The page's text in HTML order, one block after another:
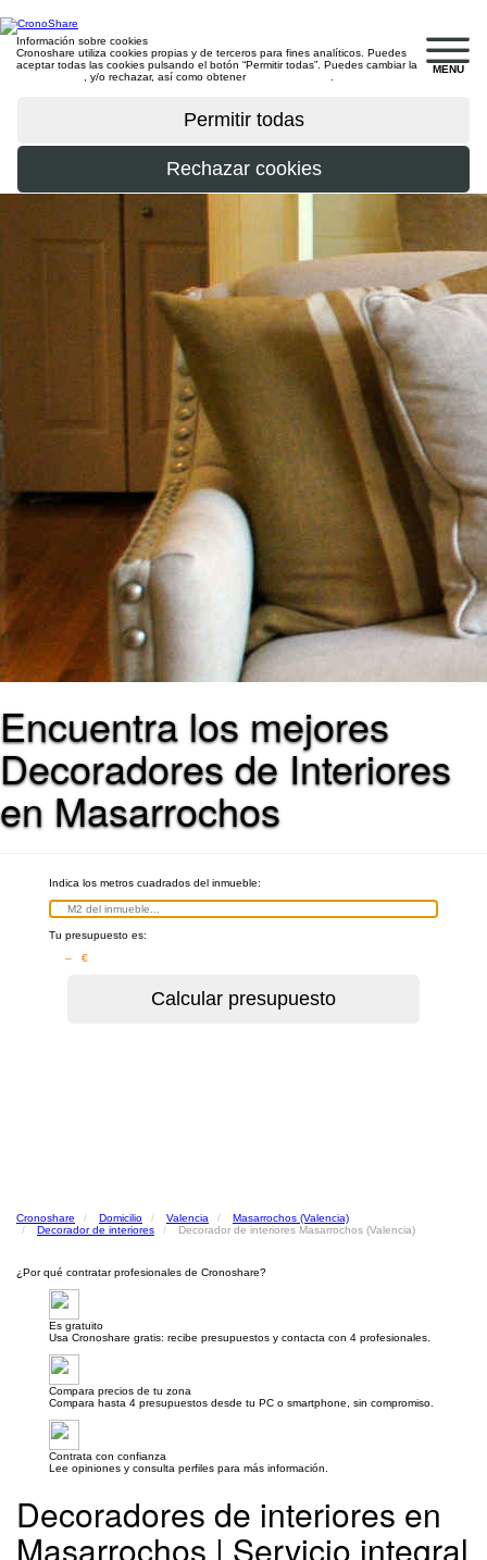
MENU
Información sobre cookies
Cronoshare utiliza cookies propias y de terceros para fines analíticos. Puedes
aceptar todas las cookies pulsando el botón “Permitir todas”. Puedes cambiar la
, y/o rechazar, así como obtener
Encuentra los mejores
Decoradores de Interiores
en Masarrochos
Indica los metros cuadrados del inmueble:
Tu presupuesto es:
– €
Cronoshare Domicilio Valencia
Masarrochos (Valencia)
Decorador de interiores
Decorador de interiores Masarrochos (Valencia)
¿Por qué contratar profesionales de Cronoshare?
Es gratuito
Usa Cronoshare gratis: recibe presupuestos y contacta con 4 profesionales.
Compara precios de tu zona
Compara hasta 4 presupuestos desde tu PC o smartphone, sin compromiso.
Contrata con confianza
Lee opiniones y consulta perfiles para más información.
Decoradores de interiores en
Masarrochos | Servicio integral